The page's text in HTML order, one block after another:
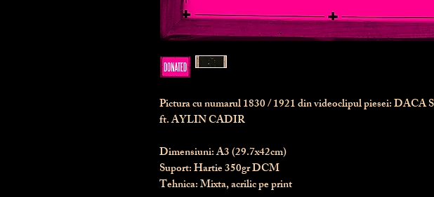
Pictura cu numarul1830/ 1921 din videoclipul piesei: DACA
ft. AYLIN CADIR
Dimensiuni: A3 (29.7x42cm)
Suport: Hartie 350gr DCM
Tehnica: Mixta, acrilic pe print